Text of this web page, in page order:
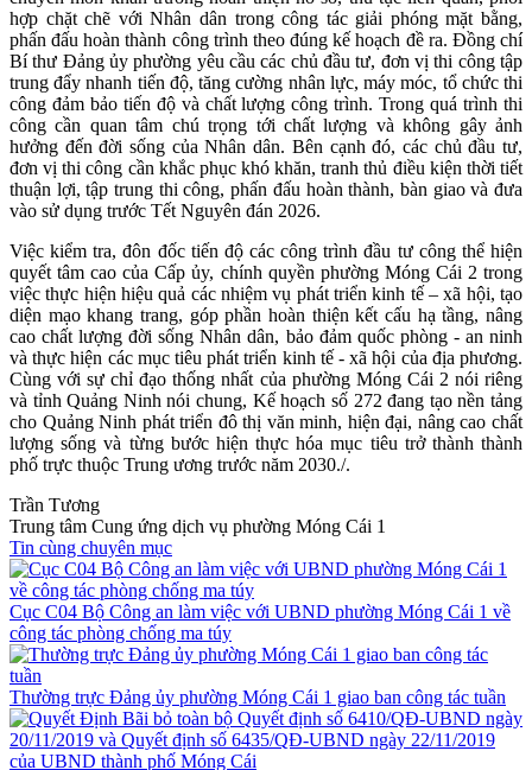
hợp chặt chẽ với Nhân dân trong công tác giải phóng mặt bằng,
phấn đấu hoàn thành công trình theo đúng kế hoạch đề ra. Đồng chí
Bí thư Đảng ủy phường yêu cầu các chủ đầu tư, đơn vị thi công tập
trung đẩy nhanh tiến độ, tăng cường nhân lực, máy móc, tổ chức thi
công đảm bảo tiến độ và chất lượng công trình. Trong quá trình thi
công cần quan tâm chú trọng tới chất lượng và không gây ảnh
hưởng đến đời sống của Nhân dân. Bên cạnh đó, các chủ đầu tư,
đơn vị thi công cần khắc phục khó khăn, tranh thủ điều kiện thời tiết
thuận lợi, tập trung thi công, phấn đấu hoàn thành, bàn giao và đưa
vào sử dụng trước Tết Nguyên đán 2026.
Việc kiểm tra, đôn đốc tiến độ các công trình đầu tư công thể hiện
quyết tâm cao của Cấp ủy, chính quyền phường Móng Cái 2 trong
việc thực hiện hiệu quả các nhiệm vụ phát triển kinh tế – xã hội, tạo
diện mạo khang trang, góp phần hoàn thiện kết cấu hạ tầng, nâng
cao chất lượng đời sống Nhân dân, bảo đảm quốc phòng - an ninh
và thực hiện các mục tiêu phát triển kinh tế - xã hội của địa phương.
Cùng với sự chỉ đạo thống nhất của phường Móng Cái 2 nói riêng
và tỉnh Quảng Ninh nói chung, Kế hoạch số 272 đang tạo nền tảng
cho Quảng Ninh phát triển đô thị văn minh, hiện đại, nâng cao chất
lượng sống và từng bước hiện thực hóa mục tiêu trở thành thành
phố trực thuộc Trung ương trước năm 2030./.
Trần Tương
Trung tâm Cung ứng dịch vụ phường Móng Cái 1
Tin cùng chuyên mục
Cục C04 Bộ Công an làm việc với UBND phường Móng Cái 1 về
công tác phòng chống ma túy
Thường trực Đảng ủy phường Móng Cái 1 giao ban công tác tuần